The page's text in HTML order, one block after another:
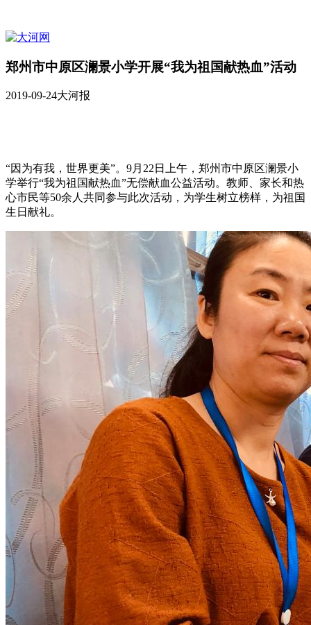
郑州市中原区澜景小学开展“我为祖国献热血”活动
2019-09-24大河报
“因为有我，世界更美”。9月22日上午，郑州市中原区澜景小
学举行“我为祖国献热血”无偿献血公益活动。教师、家长和热
心市民等50余人共同参与此次活动，为学生树立榜样，为祖国
生日献礼。